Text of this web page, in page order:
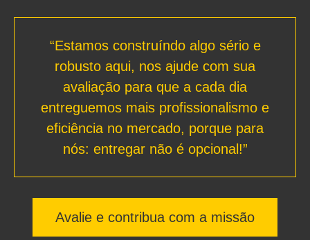
“Estamos construíndo algo sério e
robusto aqui, nos ajude com sua
avaliação para que a cada dia
entreguemos mais profissionalismo e
eficiência no mercado, porque para
nós: entregar não é opcional!”
Avalie e contribua com a missão